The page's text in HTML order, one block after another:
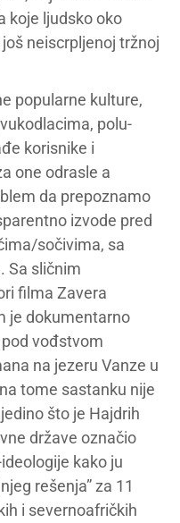
koje ljudsko oko
neiscrpljenoj tržnoj
popularne kulture,
polu-
korisnike i
one odrasle a
da prepoznamo
izvode pred
sočivima, sa
Sa sličnim
filma Zavera
je dokumentarno
vođstvom
na jezeru Vanze u
tome sastanku nije
što je Hajdrih
države označio
kako ju
rešenja” za 11
i severnoafričkih